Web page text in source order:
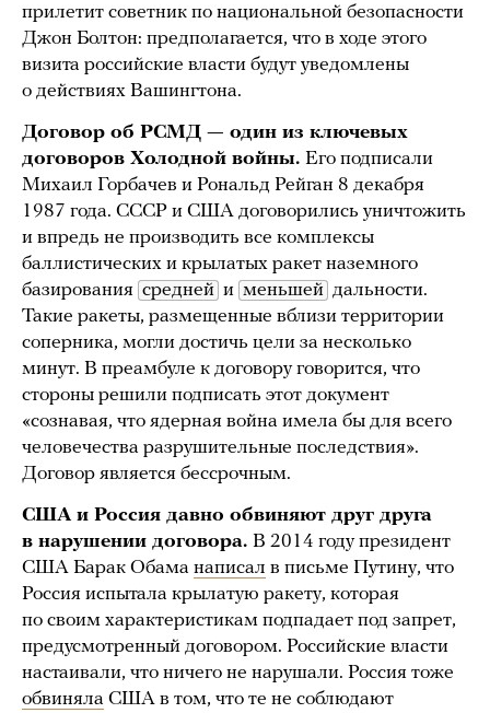
прилетит советник по национальной безопасности
Джон Болтон: предполагается, что в ходе этого
визита российские власти будут уведомлены
о действиях Вашингтона.
Договор об РСМД — один из ключевых
договоров Холодной войны. Его подписали
Михаил Горбачев и Рональд Рейган 8 декабря
1987 года. СССР и США договорились уничтожить
и впредь не производить все комплексы
баллистических и крылатых ракет наземного
базирования средней и меньшей дальности.
Такие ракеты, размещенные вблизи территории
соперника, могли достичь цели за несколько
минут. В преамбуле к договору говорится, что
стороны решили подписать этот документ
«сознавая, что ядерная война имела бы для всего
человечества разрушительные последствия».
Договор является бессрочным.
США и Россия давно обвиняют друг друга
в нарушении договора. В 2014 году президент
США Барак Обама написал в письме Путину, что
Россия испытала крылатую ракету, которая
по своим характеристикам подпадает под запрет,
предусмотренный договором. Российские власти
настаивали, что ничего не нарушали. Россия тоже
обвиняла США в том, что те не соблюдают